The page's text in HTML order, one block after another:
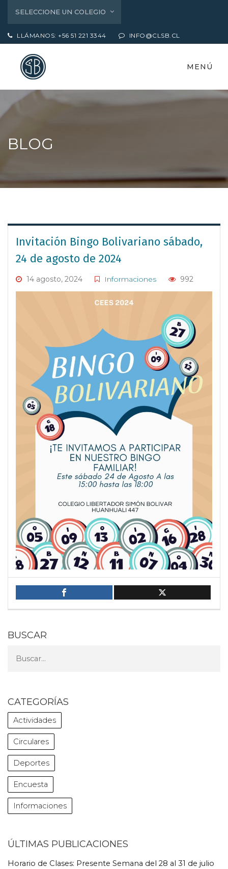
SELECCIONE UN COLEGIO
LLÁMANOS: +56 51 221 3344 INFO@CLSB.CL
MENÚ
BLOG
Invitación Bingo Bolivariano sábado,
24 de agosto de 2024
14 agosto, 2024 Informaciones 992
BUSCAR
CATEGORÍAS
Actividades
Circulares
Deportes
Encuesta
Informaciones
ÚLTIMAS PUBLICACIONES
Horario de Clases: Presente Semana del 28 al 31 de julio